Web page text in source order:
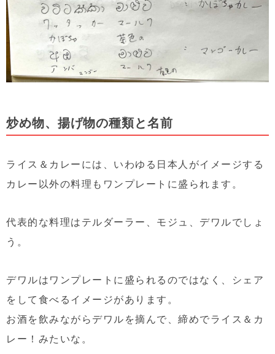
炒め物、揚げ物の種類と名前
ライス＆カレーには、いわゆる日本人がイメージする
カレー以外の料理もワンプレートに盛られます。
代表的な料理はテルダーラー、モジュ、デワルでしょ
う。
デワルはワンプレートに盛られるのではなく、シェア
をして食べるイメージがあります。
お酒を飲みながらデワルを摘んで、締めでライス＆カ
レー！みたいな。